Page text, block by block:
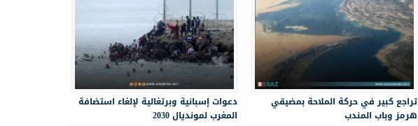
دعوات إسبانية وبرتغالية لإلغاء استضافة
المغرب لمونديال 2030
تراجع كبير في حركة الملاحة بمضيقي
هرمز وباب المندب